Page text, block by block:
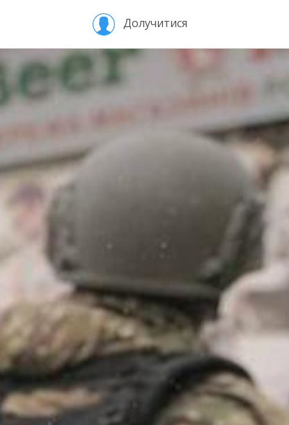
Долучитися